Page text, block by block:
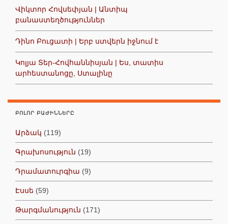
Վիկտոր Հովսեփյան | Անտիպ
բանաստեղծություններ
Դինո Բուցատի | Երբ ստվերն իջնում է
Կոլյա Տեր-Հովհաննիսյան | Ես, տատիս
արհեստանոցը, Ստալինը
ԲՈԼՈՐ ԲԱԺԻՆՆԵՐԸ
Արձակ (119)
Գրախոսություն (19)
Դրամատուրգիա (9)
Էսսե (59)
Թարգմանություն (171)